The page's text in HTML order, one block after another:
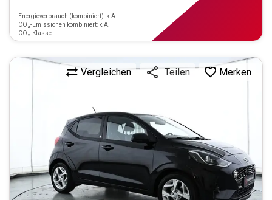
Energieverbrauch (kombiniert): k.A.
CO₂-Emissionen kombiniert: k.A.
CO₂-Klasse:
Vergleichen Teilen Merken